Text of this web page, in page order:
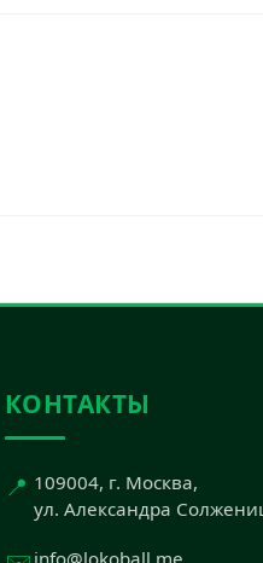
КОНТАКТЫ
📍 109004, г. Москва,
ул. Александра